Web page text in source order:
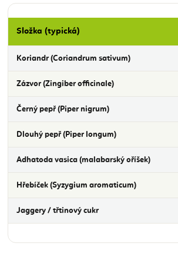
Složka (typická)
Koriandr (Coriandrum sativum)
Zázvor (Zingiber officinale)
Černý pepř (Piper nigrum)
Dlouhý pepř (Piper longum)
Adhatoda vasica (malabarský oříšek)
Hřebíček (Syzygium aromaticum)
Jaggery / třtinový cukr